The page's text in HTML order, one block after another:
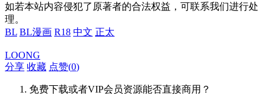
如若本站内容侵犯了原著者的合法权益，可联系我们进行处
理。
BL BL漫画 R18 中文 正太
LOONG
分享 收藏 点赞(0)
免费下载或者VIP会员资源能否直接商用？